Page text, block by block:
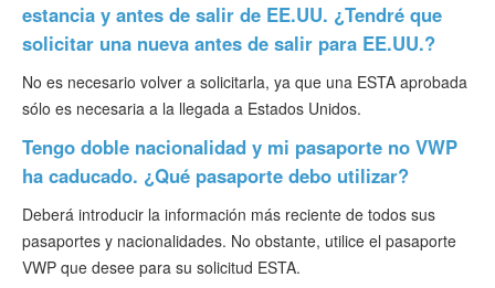
estancia y antes de salir de EE.UU. ¿Tendré que
solicitar una nueva antes de salir para EE.UU.?
No es necesario volver a solicitarla, ya que una ESTA aprobada
sólo es necesaria a la llegada a Estados Unidos.
Tengo doble nacionalidad y mi pasaporte no VWP
ha caducado. ¿Qué pasaporte debo utilizar?
Deberá introducir la información más reciente de todos sus
pasaportes y nacionalidades. No obstante, utilice el pasaporte
VWP que desee para su solicitud ESTA.